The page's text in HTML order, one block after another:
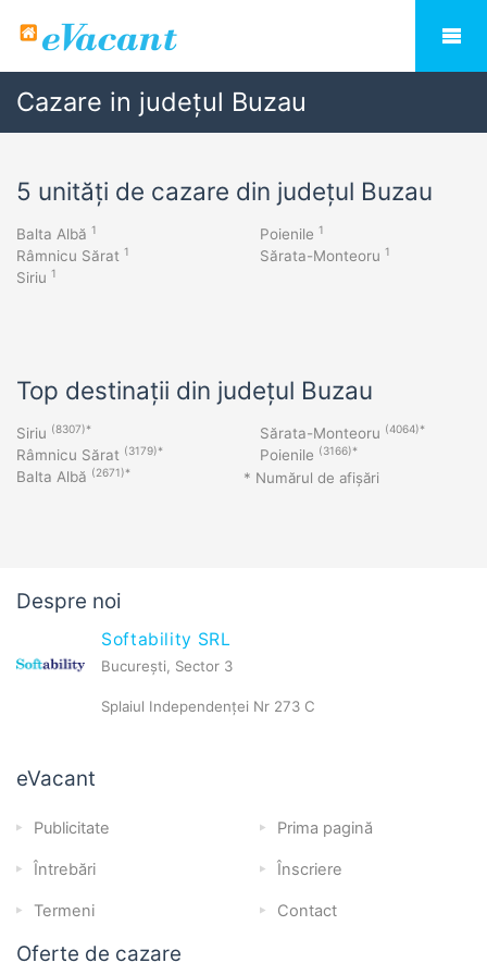
Cazare in județul Buzau
5 unități de cazare din județul Buzau
Balta Albă 1 Poienile 1
Râmnicu Sărat 1 Sărata-Monteoru 1
Siriu 1
Top destinații din județul Buzau
Siriu (8307)* Sărata-Monteoru (4064)*
Râmnicu Sărat (3179)* Poienile (3166)*
Balta Albă (2671)* * Numărul de afișări
Despre noi
Softability SRL
București, Sector 3
Splaiul Independenței Nr 273 C
eVacant
Publicitate Prima pagină
Întrebări Înscriere
Termeni Contact
Oferte de cazare